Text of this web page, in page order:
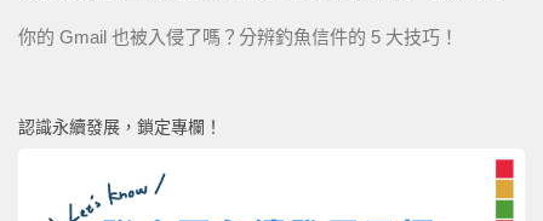
你的 Gmail 也被入侵了嗎？分辨釣魚信件的 5 大技巧！
認識永續發展，鎖定專欄！